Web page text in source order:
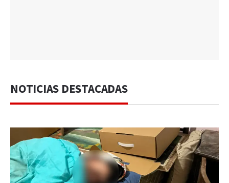
NOTICIAS DESTACADAS